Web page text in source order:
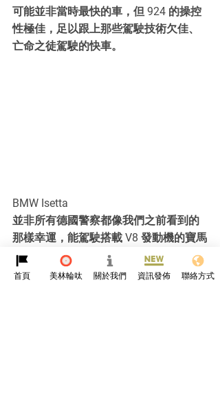
可能並非當時最快的車，但 924 的操控
性極佳，足以跟上那些駕駛技術欠佳、
亡命之徒駕駛的快車。
BMW Isetta
並非所有德國警察都像我們之前看到的
那樣幸運，能駕駛搭載 V8 發動機的寶馬
轎車；298cc雙缸小巧的“熊貓車”，速
度？唔快，但一定搶眼！「熊貓車」都
首頁 美林輪呔 關於我們 資訊發佈 聯絡方式